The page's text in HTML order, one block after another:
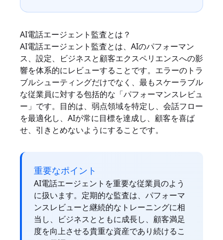
AI電話エージェント監査とは？
AI電話エージェント監査とは、AIのパフォーマン
ス、設定、ビジネスと顧客エクスペリエンスへの影
響を体系的にレビューすることです。エラーのトラ
ブルシューティングだけでなく、最もスケーラブル
な従業員に対する包括的な「パフォーマンスレビュ
ー」です。目的は、弱点領域を特定し、会話フロー
を最適化し、AIが常に目標を達成し、顧客を喜ば
せ、引きとめないようにすることです。
重要なポイント
AI電話エージェントを重要な従業員のよう
に扱います。定期的な監査は、パフォーマ
ンスレビューと継続的なトレーニングに相
当し、ビジネスとともに成長し、顧客満足
度を向上させる貴重な資産であり続けるこ